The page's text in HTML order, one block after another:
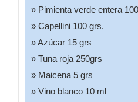
Pimienta verde entera
Capellini 100 grs.
Azúcar 15 grs
Tuna roja 250grs
Maicena 5 grs
Vino blanco 10 ml